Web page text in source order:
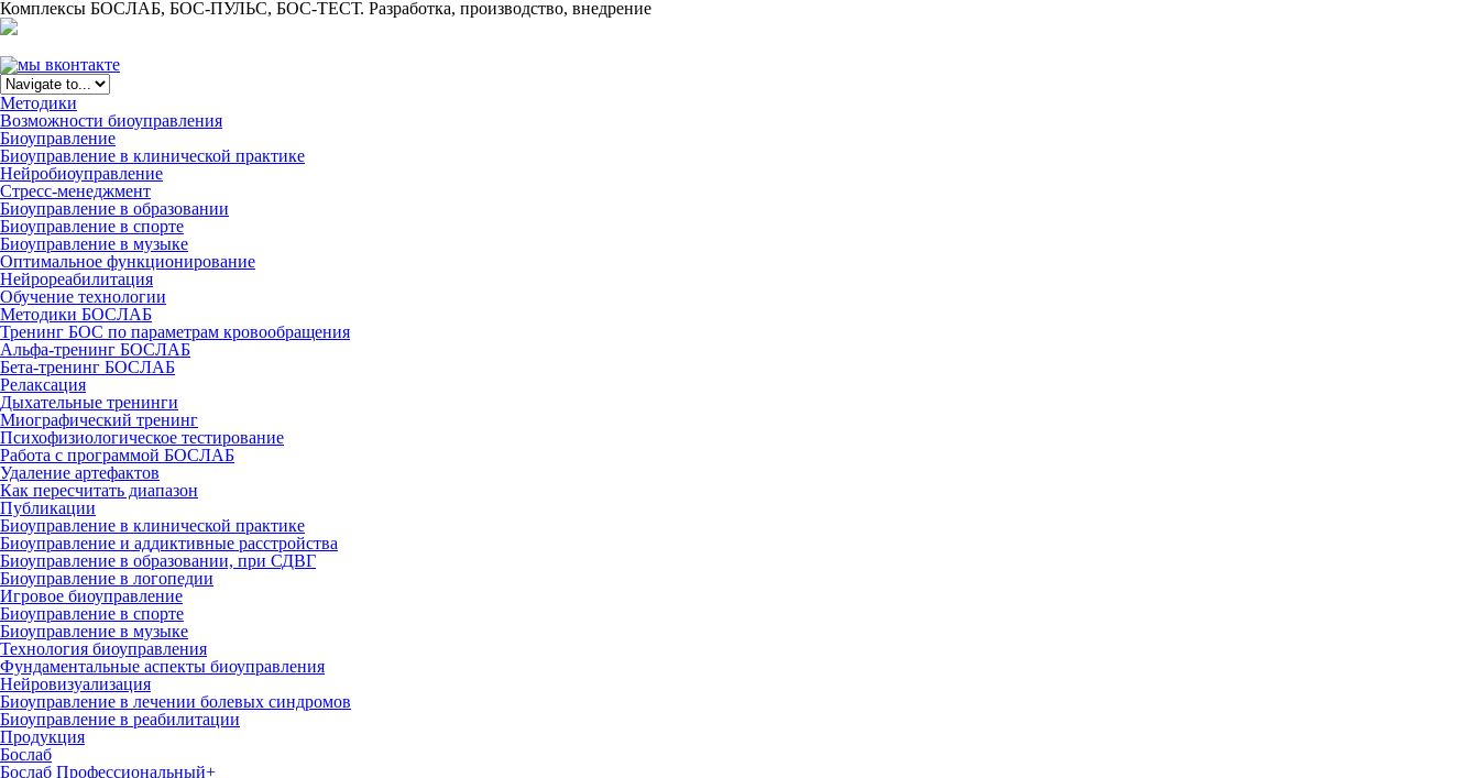
Комплексы БОСЛАБ, БОС-ПУЛЬС, БОС-ТЕСТ. Разработка, производство, внедрение
Методики
Возможности биоуправления
Биоуправление
Биоуправление в клинической практике
Нейробиоуправление
Стресс-менеджмент
Биоуправление в образовании
Биоуправление в спорте
Биоуправление в музыке
Оптимальное функционирование
Нейрореабилитация
Обучение технологии
Методики БОСЛАБ
Тренинг БОС по параметрам кровообращения
Альфа-тренинг БОСЛАБ
Бета-тренинг БОСЛАБ
Релаксация
Дыхательные тренинги
Миографический тренинг
Психофизиологическое тестирование
Работа с программой БОСЛАБ
Удаление артефактов
Как пересчитать диапазон
Публикации
Биоуправление в клинической практике
Биоуправление и аддиктивные расстройства
Биоуправление в образовании, при СДВГ
Биоуправление в логопедии
Игровое биоуправление
Биоуправление в спорте
Биоуправление в музыке
Технология биоуправления
Фундаментальные аспекты биоуправления
Нейровизуализация
Биоуправление в лечении болевых синдромов
Биоуправление в реабилитации
Продукция
Бослаб
Бослаб Профессиональный+